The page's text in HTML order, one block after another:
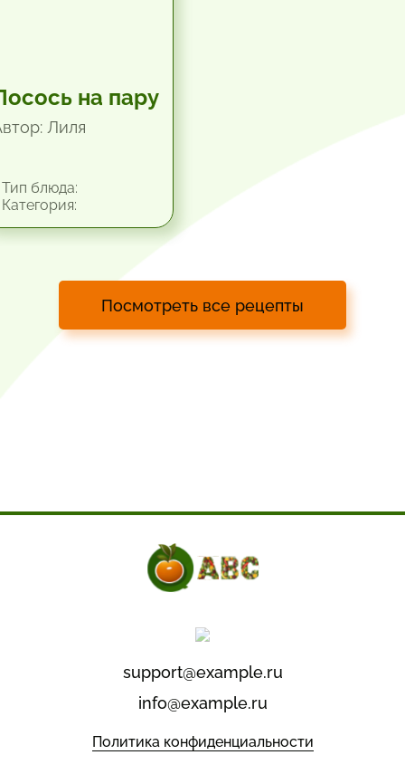
на пару
Лиля
блюда:
Посмотреть все рецепты
support@example.ru
info@example.ru
Политика конфиденциальности